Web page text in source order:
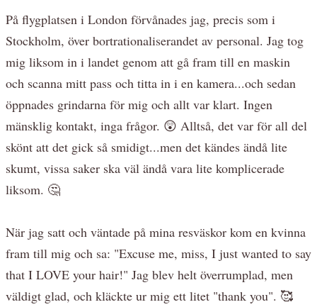
På flygplatsen i London förvånades jag, precis som i
Stockholm, över bortrationaliserandet av personal. Jag tog
mig liksom in i landet genom att gå fram till en maskin
och scanna mitt pass och titta in i en kamera...och sedan
öppnades grindarna för mig och allt var klart. Ingen
mänsklig kontakt, inga frågor. 😲 Alltså, det var för all del
skönt att det gick så smidigt...men det kändes ändå lite
skumt, vissa saker ska väl ändå vara lite komplicerade
liksom. 🤔
När jag satt och väntade på mina resväskor kom en kvinna
fram till mig och sa: "Excuse me, miss, I just wanted to say
that I LOVE your hair!" Jag blev helt överrumplad, men
väldigt glad, och kläckte ur mig ett litet "thank you". 🥰